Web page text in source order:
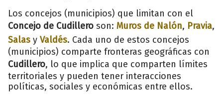
Los concejos (municipios) que limitan con el
Concejo de Cudillero son: Muros de Nalón, Pravia,
Salas y Valdés. Cada uno de estos concejos
(municipios) comparte fronteras geográficas con
Cudillero, lo que implica que comparten límites
territoriales y pueden tener interacciones
políticas, sociales y económicas entre ellos.